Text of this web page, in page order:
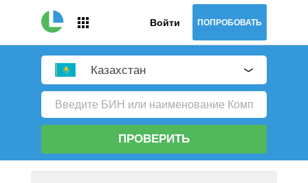
Войти ПОПРОБОВАТЬ
Казахстан
ПРОВЕРИТЬ